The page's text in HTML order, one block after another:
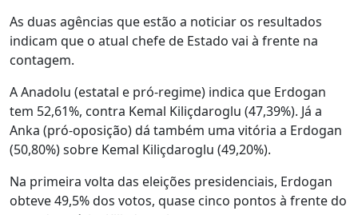
As duas agências que estão a noticiar os resultados
indicam que o atual chefe de Estado vai à frente na
contagem.
A Anadolu (estatal e pró-regime) indica que Erdogan
tem 52,61%, contra Kemal Kiliçdaroglu (47,39%). Já a
Anka (pró-oposição) dá também uma vitória a Erdogan
(50,80%) sobre Kemal Kiliçdaroglu (49,20%).
Na primeira volta das eleições presidenciais, Erdogan
obteve 49,5% dos votos, quase cinco pontos à frente do